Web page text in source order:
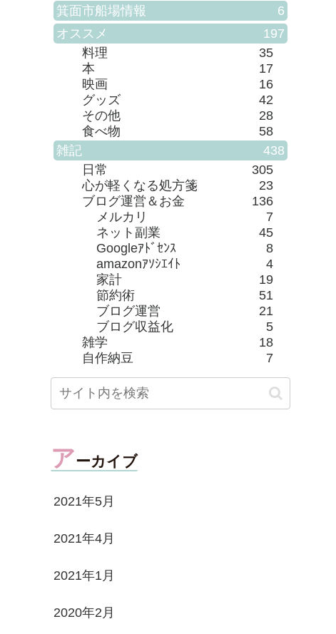
箕面市船場情報
6
オススメ
197
料理
35
本
17
映画
16
グッズ
42
その他
28
食べ物
58
雑記
438
日常
305
心が軽くなる処方箋
23
ブログ運営＆お金
136
メルカリ
7
ネット副業
45
Googleｱﾄﾞｾﾝｽ
8
amazonｱｿｼｴｲﾄ
4
家計
19
節約術
51
ブログ運営
21
ブログ収益化
5
雑学
18
自作納豆
7
アーカイブ
2021年5月
2021年4月
2021年1月
2020年2月